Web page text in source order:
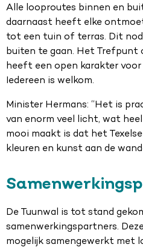
Alle looproutes binnen en
daarnaast heeft elke
tot een tuin of terras. Dit
buiten te gaan. Het Trefpunt
heeft een open karakter voor
Iedereen is welkom.
Minister Hermans: “Het is
van enorm veel licht, wat
mooi maakt is dat het
kleuren en kunst aan de
De Tuunwal is tot stand
samenwerkingspartners.
mogelijk samengewerkt met